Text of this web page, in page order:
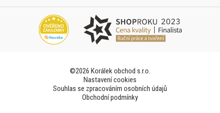
©2026 Korálek obchod s.r.o.
Nastavení cookies
Souhlas se zpracováním osobních údajů
Obchodní podmínky